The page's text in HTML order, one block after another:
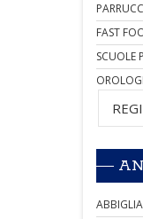
FAST
SCUOLE